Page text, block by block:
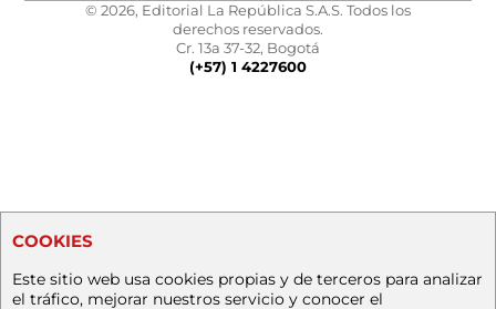
© 2026, Editorial La República S.A.S. Todos los
derechos reservados.
Cr. 13a 37-32, Bogotá
(+57) 1 4227600
COOKIES
Este sitio web usa cookies propias y de terceros para analizar
el tráfico, mejorar nuestros servicio y conocer el